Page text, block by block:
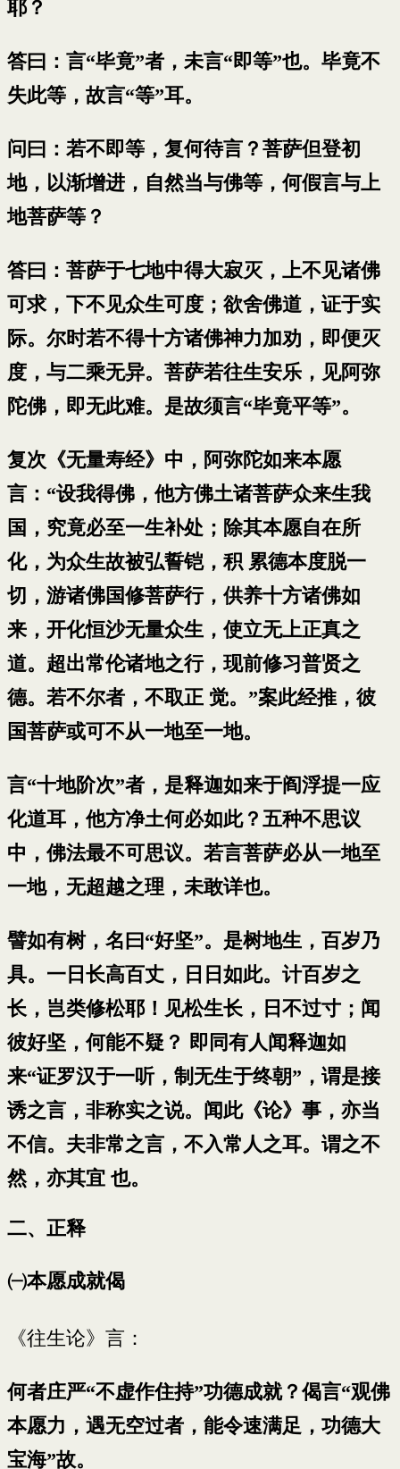
耶？
答曰：言“毕竟”者，未言“即等”也。毕竟不
失此等，故言“等”耳。
问曰：若不即等，复何待言？菩萨但登初
地，以渐增进，自然当与佛等，何假言与上
地菩萨等？
答曰：菩萨于七地中得大寂灭，上不见诸佛
可求，下不见众生可度；欲舍佛道，证于实
际。尔时若不得十方诸佛神力加劝，即便灭
度，与二乘无异。菩萨若往生安乐，见阿弥
陀佛，即无此难。是故须言“毕竟平等”。
复次《无量寿经》中，阿弥陀如来本愿
言：“设我得佛，他方佛土诸菩萨众来生我
国，究竟必至一生补处；除其本愿自在所
化，为众生故被弘誓铠，积 累德本度脱一
切，游诸佛国修菩萨行，供养十方诸佛如
来，开化恒沙无量众生，使立无上正真之
道。超出常伦诸地之行，现前修习普贤之
德。若不尔者，不取正 觉。”案此经推，彼
国菩萨或可不从一地至一地。
言“十地阶次”者，是释迦如来于阎浮提一应
化道耳，他方净土何必如此？五种不思议
中，佛法最不可思议。若言菩萨必从一地至
一地，无超越之理，未敢详也。
譬如有树，名曰“好坚”。是树地生，百岁乃
具。一日长高百丈，日日如此。计百岁之
长，岂类修松耶！见松生长，日不过寸；闻
彼好坚，何能不疑？ 即同有人闻释迦如
来“证罗汉于一听，制无生于终朝”，谓是接
诱之言，非称实之说。闻此《论》事，亦当
不信。夫非常之言，不入常人之耳。谓之不
然，亦其宜 也。
二、正释
㈠本愿成就偈
《往生论》言：
何者庄严“不虚作住持”功德成就？偈言“观佛
本愿力，遇无空过者，能令速满足，功德大
宝海”故。